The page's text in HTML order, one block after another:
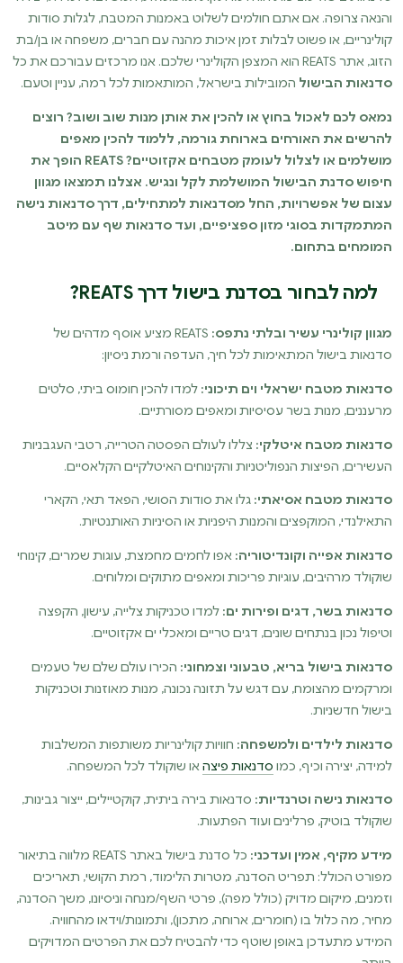
והנאה צרופה. אם אתם חולמים לשלוט באמנות המטבח, לגלות סודות
קולינריים, או פשוט לבלות זמן איכות מהנה עם חברים, משפחה או בן/בת
הזוג, אתר REATS הוא המצפן הקולינרי שלכם. אנו מרכזים עבורכם את כל
סדנאות הבישול המובילות בישראל, המותאמות לכל רמה, עניין וטעם.
נמאס לכם לאכול בחוץ או להכין את אותן מנות שוב ושוב? רוצים
להרשים את האורחים בארוחת גורמה, ללמוד להכין מאפים
מושלמים או לצלול לעומק מטבחים אקזוטיים? REATS הופך את
חיפוש סדנת הבישול המושלמת לקל ונגיש. אצלנו תמצאו מגוון
עצום של אפשרויות, החל מסדנאות למתחילים, דרך סדנאות נישה
המתמקדות בסוגי מזון ספציפיים, ועד סדנאות שף עם מיטב
המומחים בתחום.
למה לבחור בסדנת בישול דרך REATS?
מגוון קולינרי עשיר ובלתי נתפס:
REATS מציע אוסף מדהים של
סדנאות בישול המתאימות לכל חיך, העדפה ורמת ניסיון:
סדנאות מטבח ישראלי וים תיכוני: למדו להכין חומוס ביתי, סלטים
מרעננים, מנות בשר עסיסיות ומאפים מסורתיים.
סדנאות מטבח איטלקי: צללו לעולם הפסטה הטרייה, רטבי העגבניות
העשירים, הפיצות הנפוליטניות והקינוחים האיטלקיים הקלאסיים.
סדנאות מטבח אסיאתי: גלו את סודות הסושי, הפאד תאי, הקארי
התאילנדי, המוקפצים והמנות היפניות או הסיניות האותנטיות.
סדנאות אפייה וקונדיטוריה: אפו לחמים מחמצת, עוגות שמרים, קינוחי
שוקולד מרהיבים, עוגיות פריכות ומאפים מתוקים ומלוחים.
סדנאות בשר, דגים ופירות ים: למדו טכניקות צלייה, עישון, הקפצה
וטיפול נכון בנתחים שונים, דגים טריים ומאכלי ים אקזוטיים.
סדנאות בישול בריא, טבעוני וצמחוני: הכירו עולם שלם של טעמים
ומרקמים מהצומח, עם דגש על תזונה נכונה, מנות מאוזנות וטכניקות
בישול חדשניות.
סדנאות לילדים ולמשפחה: חוויות קולינריות משותפות המשלבות
למידה, יצירה וכיף, כמו סדנאות פיצהאו שוקולד לכל המשפחה.
סדנאות נישה וטרנדיות: סדנאות בירה ביתית, קוקטיילים, ייצור גבינות,
שוקולד בוטיק, פרלינים ועוד הפתעות.
מידע מקיף, אמין ועדכני:
כל סדנת בישול באתר REATS מלווה בתיאור
מפורט הכולל: תפריט הסדנה, מטרות הלימוד, רמת הקושי, תאריכים
וזמנים, מיקום מדויק (כולל מפה), פרטי השף/מנחה וניסיונו, משך הסדנה,
מחיר, מה כלול בו (חומרים, ארוחה, מתכון), ותמונות/וידאו מהחוויה.
המידע מתעדכן באופן שוטף כדי להבטיח לכם את הפרטים המדויקים